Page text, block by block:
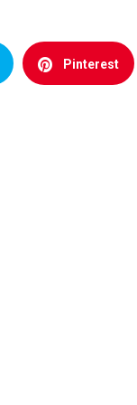
Pinterest